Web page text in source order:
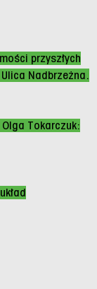
przyszłych
Nadbrzeżna.
Tokarczuk: